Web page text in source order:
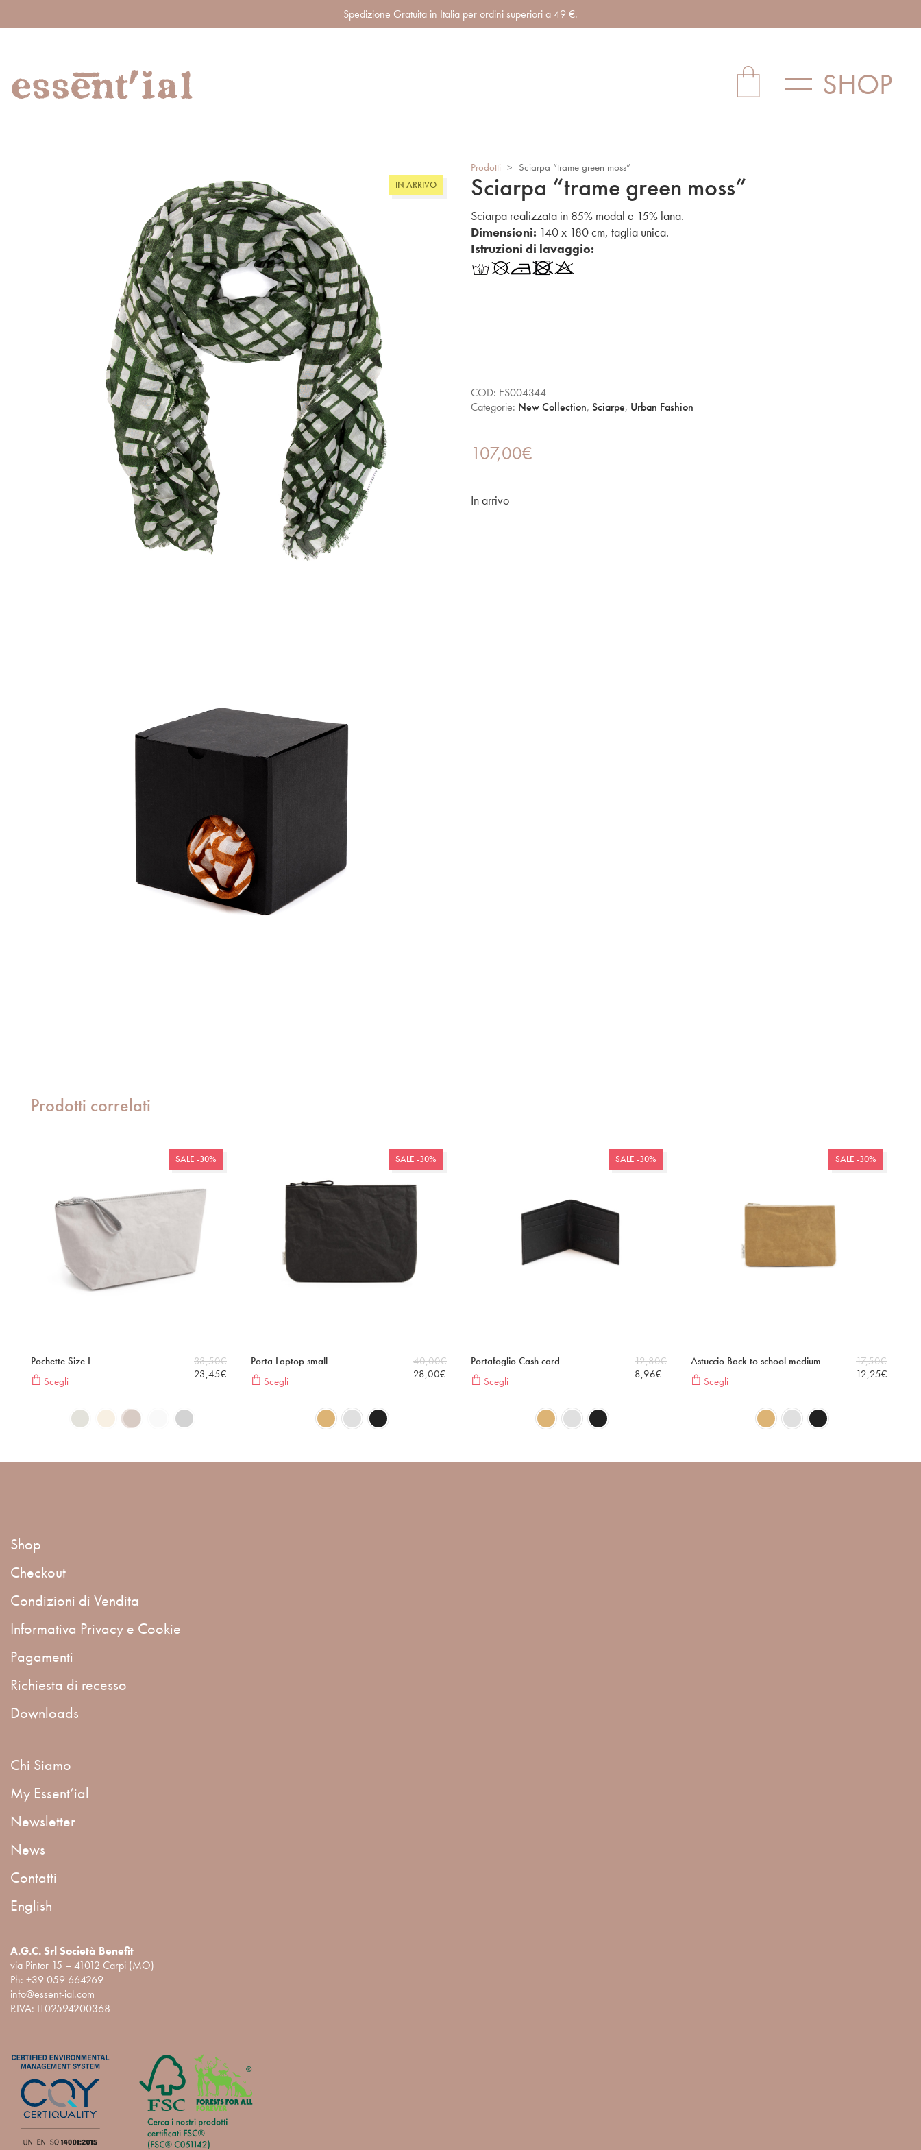
Spedizione Gratuita in Italia per ordini superiori a 49 €.
SHOP
IN ARRIVO
Prodotti > Sciarpa “trame green moss”
Sciarpa “trame green moss”
Sciarpa realizzata in 85% modal e 15% lana.
Dimensioni: 140 x 180 cm, taglia unica.
Istruzioni di lavaggio:
COD: ES004344
Categorie: New Collection, Sciarpe, Urban Fashion
107,00€
In arrivo
Prodotti correlati
SALE -30%
Pochette Size L
Scegli
33,50€
23,45€
SALE -30%
Porta Laptop small
Scegli
40,00€
28,00€
SALE -30%
Portafoglio Cash card
Scegli
12,80€
8,96€
SALE -30%
Astuccio Back to school medium
Scegli
17,50€
12,25€
Shop
Checkout
Condizioni di Vendita
Informativa Privacy e Cookie
Pagamenti
Richiesta di recesso
Downloads
Chi Siamo
My Essent’ial
Newsletter
News
Contatti
English
A.G.C. Srl Società Benefit
via Pintor 15 – 41012 Carpi (MO)
Ph: +39 059 664269
info@essent-ial.com
P.IVA: IT02594200368